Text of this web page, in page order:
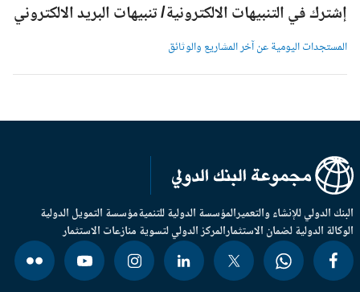
إشترك في التنبيهات الالكترونية/ تنبيهات البريد الالكتروني
المستجدات اليومية عن آخر المشاريع والوثائق
الدولي للإنشاء والتعميرالمؤسسة الدولية للتنميةمؤسسة التمويل الدولية
الدولية لضمان الاستثمارالمركز الدولي لتسوية منازعات الاستثمار